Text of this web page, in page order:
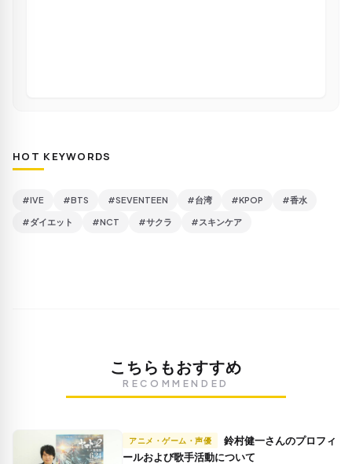
HOT KEYWORDS
#IVE #BTS #SEVENTEEN #台湾 #KPOP #香水
#ダイエット #NCT #サクラ #スキンケア
こちらもおすすめ
RECOMMENDED
アニメ・ゲーム・声優
ールおよび歌手活動について